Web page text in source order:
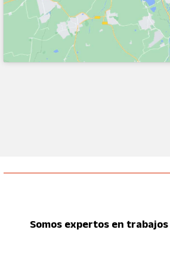
Somos expertos en